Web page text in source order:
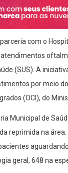
com o
(SUS). A
por meio
(OCI), do
Municipal de
reprimida na
geral, 648 na